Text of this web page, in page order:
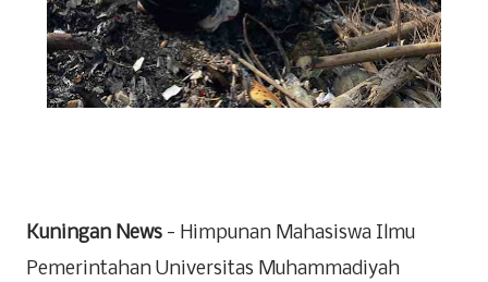
Kuningan News - Himpunan Mahasiswa Ilmu
Pemerintahan Universitas Muhammadiyah